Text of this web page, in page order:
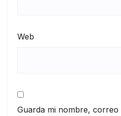
Web
Guarda mi nombre,